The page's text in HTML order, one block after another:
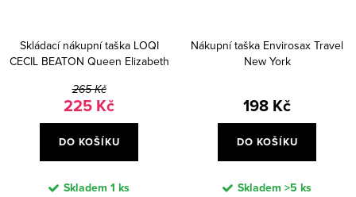
Skládací nákupní taška LOQI
CECIL BEATON Queen Elizabeth
265 Kč
225 Kč
DO KOŠÍKU
Skladem 1 ks
Nákupní taška Envirosax Travel
New York
198 Kč
DO KOŠÍKU
Skladem >5 ks